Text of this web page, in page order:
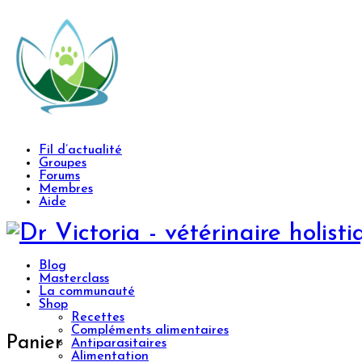
Panel
Fil d’actualité
Groupes
Forums
Membres
Aide
Toggle
Side
Blog
Masterclass
La communauté
Shop
Recettes
Compléments alimentaires
Antiparasitaires
Alimentation
Panier